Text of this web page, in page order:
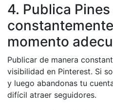
4. Publica Pines
momento
Publicar de manera
visibilidad en Pinterest. Si
y luego abandonas tu
difícil atraer seguidores.